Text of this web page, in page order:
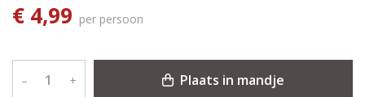
€ 4,99 per persoon
– + Plaats in mandje